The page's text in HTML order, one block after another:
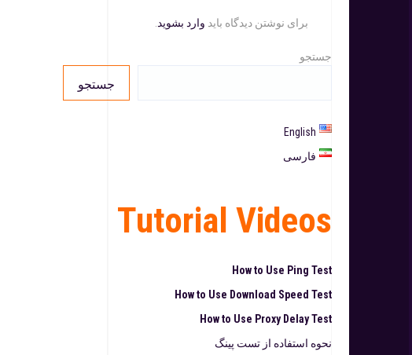
برای نوشتن دیدگاه باید وارد بشوید
جستجو
جستجو
English
فارسی
Tutorial Videos
How to Use Ping Test
How to Use Download Speed Test
How to Use Proxy Delay Test
نحوه استفاده از تست پینگ